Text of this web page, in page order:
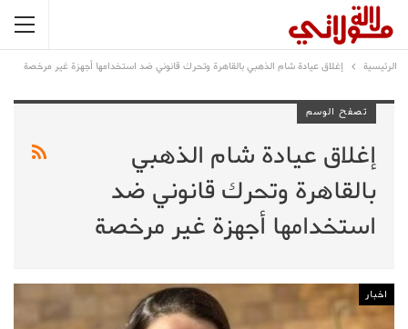
الرئيسية إغلاق عيادة شام الذهبي بالقاهرة وتحرك قانوني ضد استخدامها أجهزة غير مرخصة
تصفح الوسم
إغلاق عيادة شام الذهبي
بالقاهرة وتحرك قانوني ضد
استخدامها أجهزة غير مرخصة
اخبار